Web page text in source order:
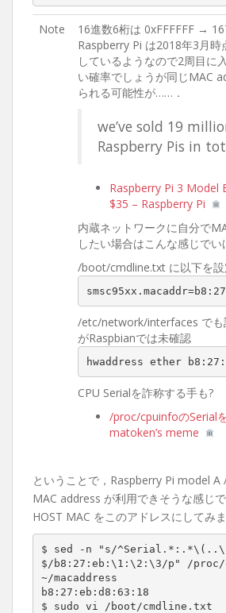
Note
16進数6桁は 0xFFFFFF →
Raspberry Pi は2018年3月時
しているようなので2周目に
い確率でしょうが同じMAC
られる可能性が……．
we’ve sold 19
Raspberry Pis in
Raspberry Pi 3 Model
$35 – Raspberry Pi
内蔵ネットワークに自分で
したい場合はこんな感じでい
/boot/cmdline.txt に以下を設
/etc/network/interfaces でも
がRaspbianでは未確認
hwaddress ether
CPU Serialを詐称する手も?
/proc/cpuinfoのSerial
matoken’s meme
ということで，Raspberry Pi model
MAC address が利用できそうな感じ
HOST MAC をこのアドレスにしてみま
$ sed -n "s/
$/b8:27:eb:\1:\2:\3/p" /
~/macaddress
b8:27:eb:d8:63:18
$ sudo vi /boot/cmdline.txt